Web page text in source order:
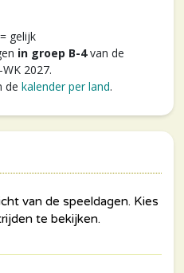
= gelijk
in groep B-4van de
2027.
de kalender per land.